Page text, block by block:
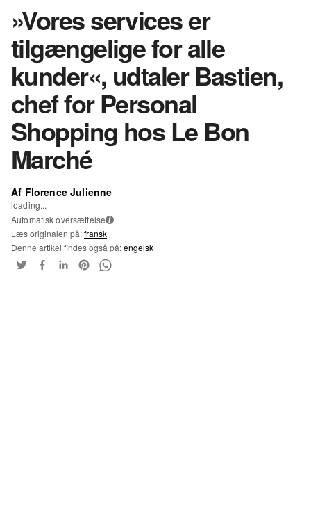
»Vores services er
tilgængelige for alle
kunder«, udtaler Bastien,
chef for Personal
Shopping hos Le Bon
Marché
Af Florence Julienne
loading...
Automatisk oversættelse i
Læs originalen på:fransk
Denne artikel findes også på:engelsk